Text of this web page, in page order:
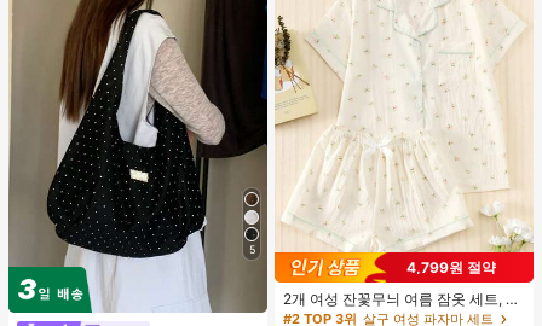
5
4,799원 절약
2개 여성 잔꽃무늬 여름 잠옷 세트, 반
팔 버튼업 셔츠 및 반바지, 캐주얼 라
#2 TOP 3위 살구 여성 파자마 세트